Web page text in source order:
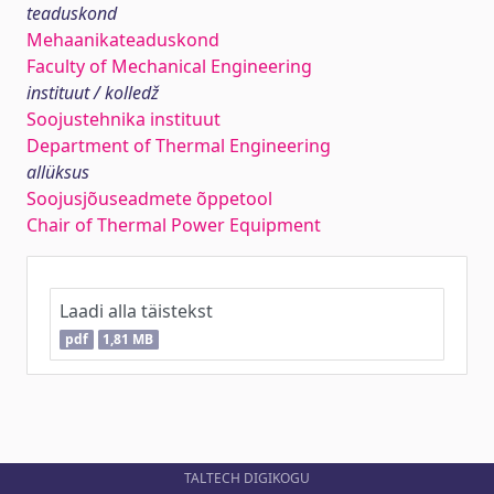
teaduskond
Mehaanikateaduskond
Faculty of Mechanical Engineering
instituut / kolledž
Soojustehnika instituut
Department of Thermal Engineering
allüksus
Soojusjõuseadmete õppetool
Chair of Thermal Power Equipment
Laadi alla täistekst
pdf 1,81 MB
TALTECH DIGIKOGU